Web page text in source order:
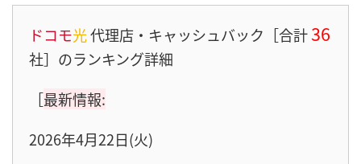
ドコモ光代理店・キャッシュバック［合計36
社］のランキング詳細
［最新情報:
2026年4月22日(火)